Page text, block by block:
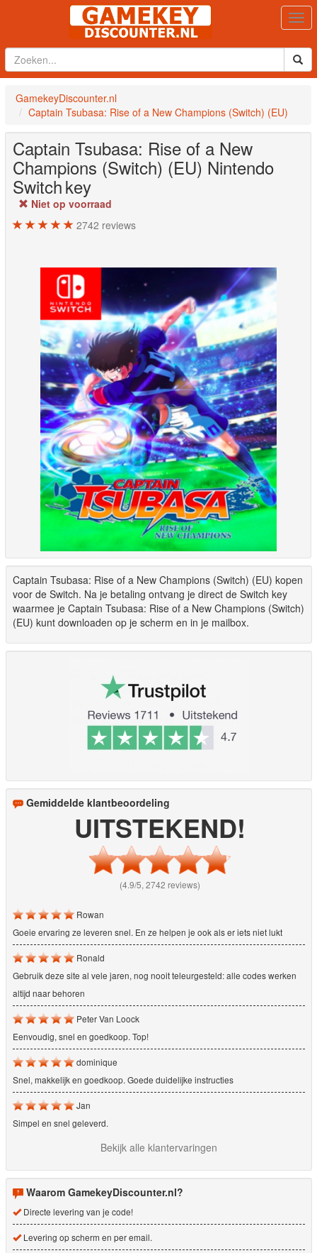
GamekeyDiscounter.nl
Captain Tsubasa: Rise of a New Champions (Switch) (EU)
Captain Tsubasa: Rise of a New
Champions (Switch) (EU) Nintendo
Switchkey
Niet op voorraad
2742 reviews
Captain Tsubasa: Rise of a New Champions (Switch) (EU) kopen
voor de Switch. Na je betaling ontvang je direct de Switch key
waarmee je Captain Tsubasa: Rise of a New Champions (Switch)
(EU) kunt downloaden op je scherm en in je mailbox.
Gemiddelde klantbeoordeling
UITSTEKEND!
(4.9/5, 2742 reviews)
Rowan
Goeie ervaring ze leveren snel. En ze helpen je ook als er iets niet lukt
Ronald
Gebruik deze site al vele jaren, nog nooit teleurgesteld: alle codes werken
altijd naar behoren
Peter Van Loock
Eenvoudig, snel en goedkoop. Top!
dominique
Snel, makkelijk en goedkoop. Goede duidelijke instructies
Jan
Simpel en snel geleverd.
Bekijk alle klantervaringen
Waarom GamekeyDiscounter.nl?
Directe levering van je code!
Levering op scherm en per email.